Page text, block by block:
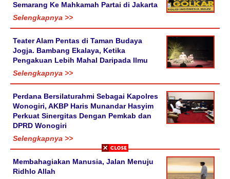
Semarang Ke Mahkamah Partai di Jakarta
Selengkapnya >>
Teater Alam Pentas di Taman Budaya
Jogja. Bambang Ekalaya, Ketika
Pengakuan Lebih Mahal Daripada Ilmu
Selengkapnya >>
Perdana Bersilaturahmi Sebagai Kapolres
Wonogiri, AKBP Haris Munandar Hasyim
Perkuat Sinergitas Dengan Pemkab dan
DPRD Wonogiri
Selengkapnya >>
Membahagiakan Manusia, Jalan Menuju
Ridhlo Allah